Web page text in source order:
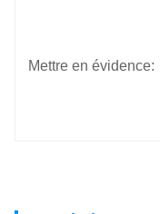
Mettre en évidence: